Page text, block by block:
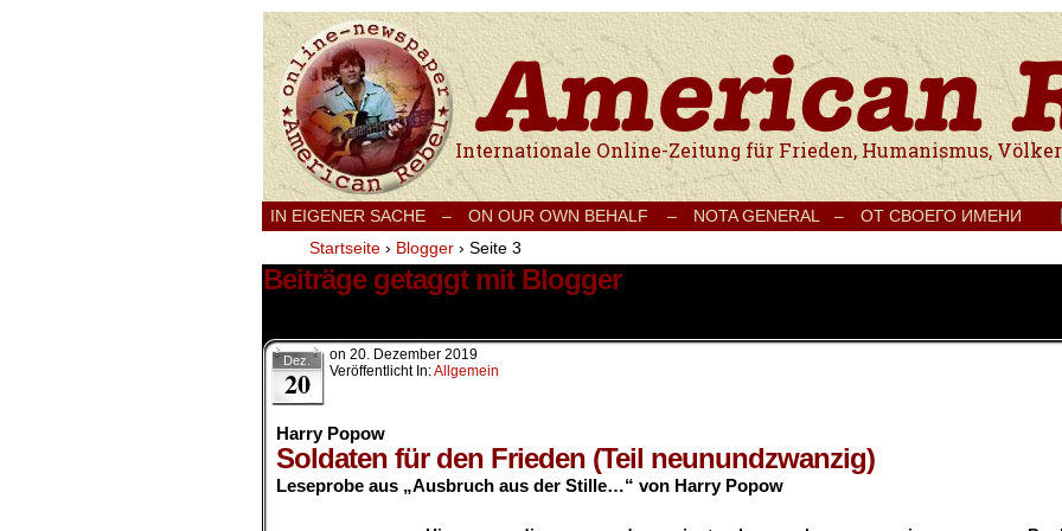
Internationale Onlinezeitung für Frieden, Humanismus, Völkerverständigung und
IN EIGENER SACHE – ON OUR OWN BEHALF – NOTA GENERAL – ОТ СВОЕГО ИМЕНИ
Startseite › Blogger › Seite 3
Beiträge getaggt mit Blogger
Dez.
20
on 20. Dezember 2019
Veröffentlicht In:Allgemein
Harry Popow
Soldaten für den Frieden (Teil neunundzwanzig)
Leseprobe aus „Ausbruch aus der Stille…“ von Harry Popow